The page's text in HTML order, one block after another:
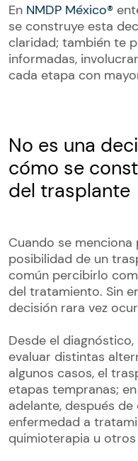
En NMDP México®
se construye esta
claridad; también te
informadas,
cada etapa con
No es una
cómo se
del trasplante
Cuando se
posibilidad de un
común percibirlo
del tratamiento. Sin
decisión rara vez
Desde el
evaluar distintas
algunos casos, el
etapas tempranas;
adelante, después
enfermedad a
quimioterapia u